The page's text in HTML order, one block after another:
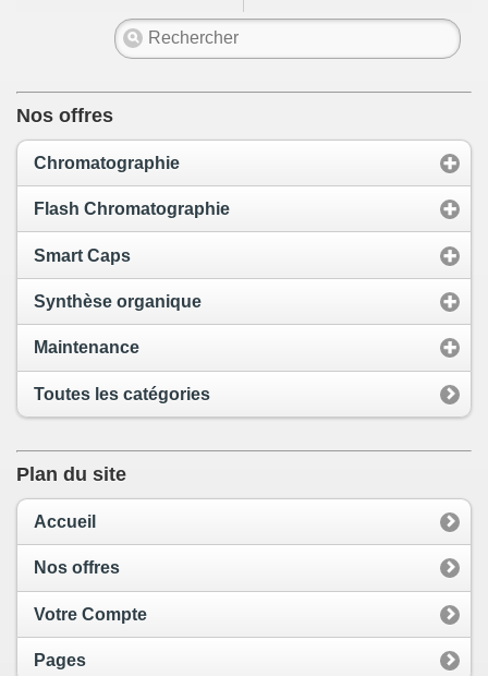
(référence OEM :
03-919465-00)
Nos offres
Chromatographie
Flash Chromatographie
Smart Caps
Synthèse organique
Maintenance
Toutes les catégories
Plan du site
Accueil
Nos offres
Votre Compte
Pages